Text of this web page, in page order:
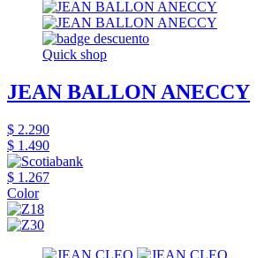
Quick shop
JEAN BALLON ANECCY
$ 2.290
$ 1.490
$ 1.267
Color